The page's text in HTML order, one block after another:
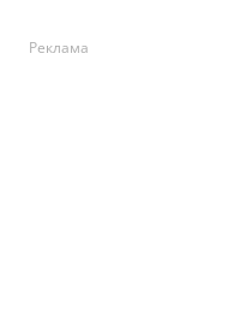
Реклама